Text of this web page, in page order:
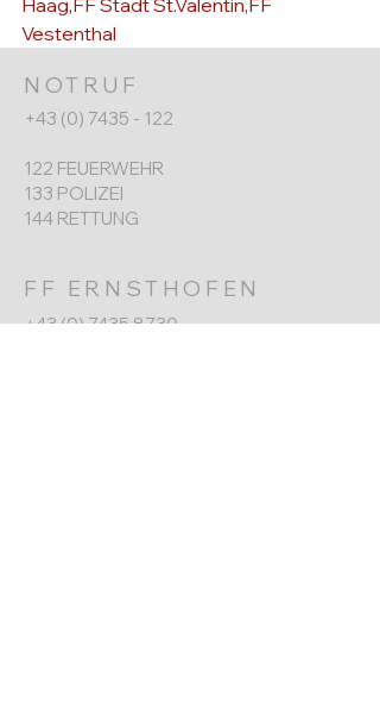
Haag,FF Stadt St.Valentin,FF
Vestenthal
NOTRUF
+43 (0) 7435 - 122
122 FEUERWEHR
133 POLIZEI
144 RETTUNG
FF ERNSTHOFEN
+43 (0) 7435 8730